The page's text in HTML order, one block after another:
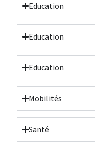
Education
Education
Education
Mobilités
Santé